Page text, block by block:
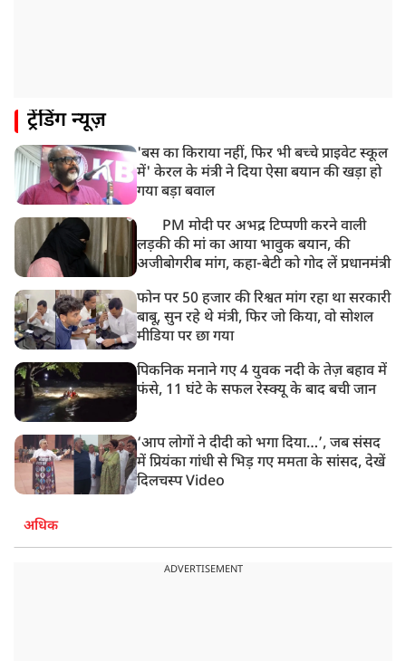
ट्रेंडिंग न्यूज़
'बस का किराया नहीं, फिर भी बच्चे प्राइवेट स्कूल
में' केरल के मंत्री ने दिया ऐसा बयान की खड़ा हो
गया बड़ा बवाल
PM मोदी पर अभद्र टिप्पणी करने वाली
लड़की की मां का आया भावुक बयान, की
अजीबोगरीब मांग, कहा-बेटी को गोद लें प्रधानमंत्री
फोन पर 50 हजार की रिश्वत मांग रहा था सरकारी
बाबू, सुन रहे थे मंत्री, फिर जो किया, वो सोशल
मीडिया पर छा गया
पिकनिक मनाने गए 4 युवक नदी के तेज़ बहाव में
फंसे, 11 घंटे के सफल रेस्क्यू के बाद बची जान
‘आप लोगों ने दीदी को भगा दिया…’, जब संसद
में प्रियंका गांधी से भिड़ गए ममता के सांसद, देखें
दिलचस्प Video
अधिक
ADVERTISEMENT